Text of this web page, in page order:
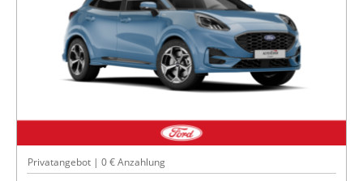
Privatangebot | 0 € Anzahlung